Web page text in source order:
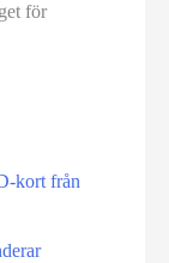
för
kort från